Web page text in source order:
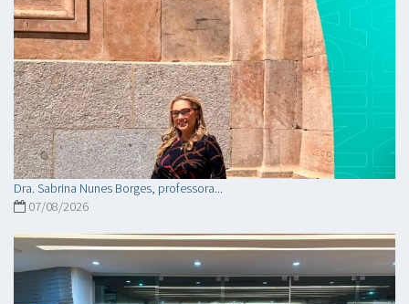
Dra. Sabrina Nunes Borges, professora...
07/08/2026